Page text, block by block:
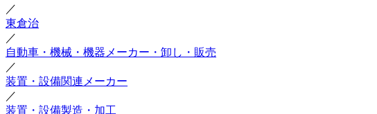
／
東倉治
／
自動車・機械・機器メーカー・卸し・販売
／
装置・設備関連メーカー
／
装置・設備製造・加工